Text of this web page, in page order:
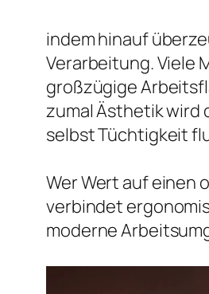
indem hinauf
Verarbeitung. Viele
großzügige
zumal Ästhetik wird
selbst Tüchtigkeit
Wer Wert auf einen
verbindet
moderne